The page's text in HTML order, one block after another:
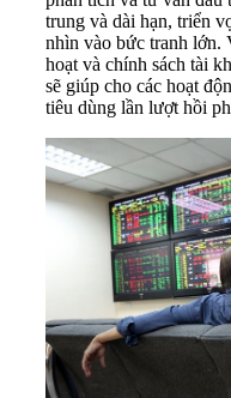
trung và dài hạn, triển
nhìn vào bức tranh lớn.
hoạt và chính sách tài
sẽ giúp cho các hoạt
tiêu dùng lần lượt hồi